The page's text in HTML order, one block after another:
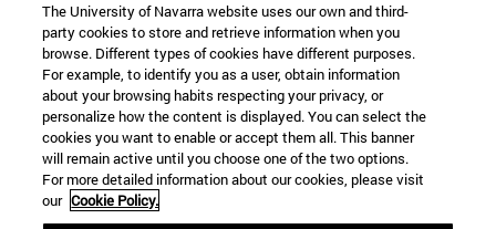
The University of Navarra website uses our own and third-
party cookies to store and retrieve information when you
browse. Different types of cookies have different purposes.
For example, to identify you as a user, obtain information
about your browsing habits respecting your privacy, or
personalize how the content is displayed. You can select the
cookies you want to enable or accept them all. This banner
will remain active until you choose one of the two options.
For more detailed information about our cookies, please visit
our Cookie Policy.